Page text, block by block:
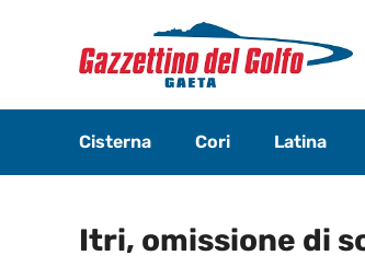
contenuto
Cisterna Cori Latina
Itri, omissione di